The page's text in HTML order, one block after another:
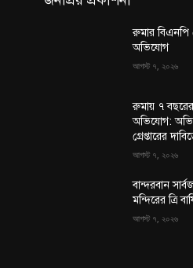
রুমার বিএনপি
অভিযোগ
আগস্ট ৭, ২০২৬
রুমায় ৭ বছরের
অভিযোগ:
গ্রেপ্তারের
আগস্ট ৭, ২০২৬
বান্দরবান
মন্দিরের ত্রি
আগস্ট ৭, ২০২৬